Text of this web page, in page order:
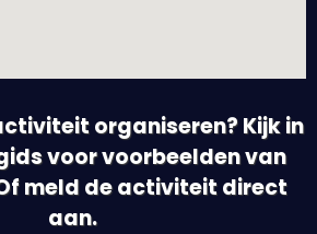
organiseren? Kijk in
voor voorbeelden van
meld de activiteit direct
aan.